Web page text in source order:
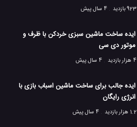
923 بازدید
4 سال پیش
ایده ساخت ماشین سبزی خردکن با ظرف و
موتور دی سی
4 هزار بازدید
4 سال پیش
ایده جالب برای ساخت ماشین اسباب بازی با
انرژی رایگان
1.2 هزار بازدید
4 سال پیش